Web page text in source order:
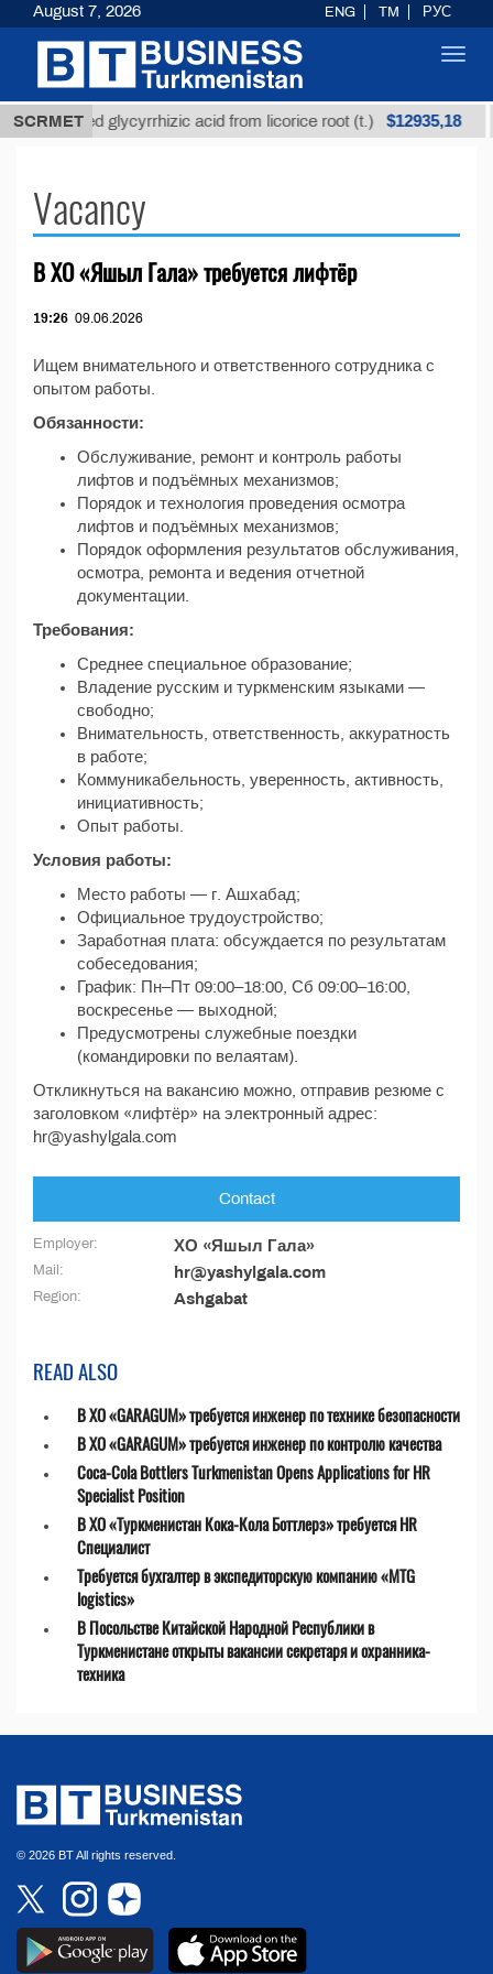
SCRMET
Unrefined glycyrrhizic acid from licorice root (t.) $12935,18
Vacancy
В ХО «Яшыл Гала» требуется лифтёр
19:26 09.06.2026
Ищем внимательного и ответственного сотрудника с
опытом работы.
Обязанности:
Обслуживание, ремонт и контроль работы
лифтов и подъёмных механизмов;
Порядок и технология проведения осмотра
лифтов и подъёмных механизмов;
Порядок оформления результатов обслуживания,
осмотра, ремонта и ведения отчетной
документации.
Требования:
Среднее специальное образование;
Владение русским и туркменским языками —
свободно;
Внимательность, ответственность, аккуратность
в работе;
Коммуникабельность, уверенность, активность,
инициативность;
Опыт работы.
Условия работы:
Место работы — г. Ашхабад;
Официальное трудоустройство;
Заработная плата: обсуждается по результатам
собеседования;
График: Пн–Пт 09:00–18:00, Сб 09:00–16:00,
воскресенье — выходной;
Предусмотрены служебные поездки
(командировки по велаятам).
Откликнуться на вакансию можно, отправив резюме с
заголовком «лифтёр» на электронный адрес:
hr@yashylgala.com
Contact
Employer: ХО «Яшыл Гала»
Mail: hr@yashylgala.com
Region: Ashgabat
READ ALSO
В ХО «GARAGUM» требуется инженер по технике безопасности
В ХО «GARAGUM» требуется инженер по контролю качества
Coca-Cola Bottlers Turkmenistan Opens Applications for HR
Specialist Position
В ХО «Туркменистан Кока-Кола Боттлерз» требуется HR
Специалист
Требуется бухгалтер в экспедиторскую компанию «MTG
logistics»
В Посольстве Китайской Народной Республики в
Туркменистане открыты вакансии секретаря и охранника-
техника
© 2026 BT All rights reserved.
August 7, 2026 ENG TM РУС